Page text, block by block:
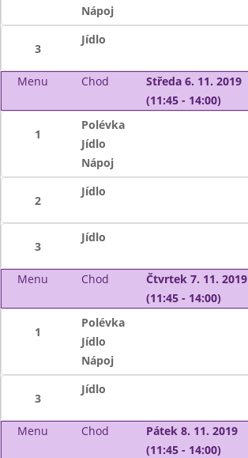
Nápoj
3
Jídlo
Menu Chod
Středa 6. 11. 2019
(11:45 - 14:00)
1
Polévka
Jídlo
Nápoj
2
Jídlo
3
Jídlo
Menu Chod
Čtvrtek 7. 11. 2019
(11:45 - 14:00)
1
Polévka
Jídlo
Nápoj
3
Jídlo
Menu Chod
Pátek 8. 11. 2019
(11:45 - 14:00)